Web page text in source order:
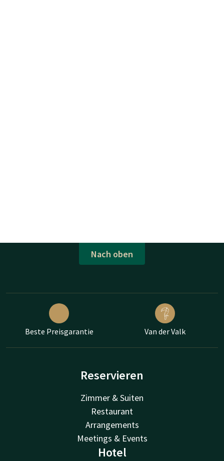
Nach oben
Beste Preisgarantie Van der Valk
Reservieren
Zimmer & Suiten
Restaurant
Arrangements
Meetings & Events
Hotel